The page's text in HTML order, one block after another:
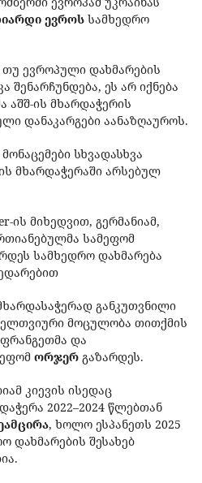
ევროს სამხედრო
ევროპული დახმარების
შენარჩუნდება, ეს არ იქნება
აშშ-ის მხარდაჭერის
დანაკარგები აანაზღაუროს.
სხვადასხვა
მხარდაჭერაში არსებულ
ის მიხედვით, გერმანიამ,
სამეფომ
სამხედრო დახმარება
განკუთვნილი
მოცულობა თითქმის
და
ორჯერ გაზარდეს.
კიევის ისედაც
2022–2024 წლებთან
, ხოლო ესპანეთს 2025
დახმარების შესახებ